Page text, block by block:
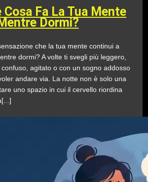
Cosa Fa La Tua Mente
Dormi?
che la tua mente continui a
dormi? A volte ti svegli più leggero,
agitato o con un sogno addosso
andare via. La notte non è solo una
uno spazio in cui il cervello riordina